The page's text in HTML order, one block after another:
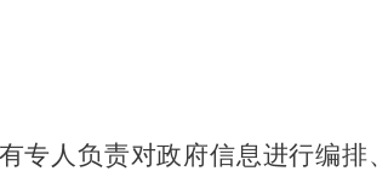
专人负责对政府信息进行编排